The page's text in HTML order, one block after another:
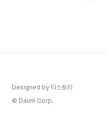
Designed by 티스토리
© Daum Corp.